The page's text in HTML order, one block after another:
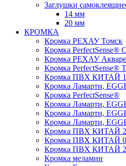
Заглушки
14 мм
20 мм
КРОМКА
Кромка PЕХАУ Томск
Кромка PerfectSense®
Кромка PЕХАУ
Кромка PerfectSense®
Кромка ПВХ КИТАЙ
Кромка Ламарти,
Кромка PerfectSense®
Кромка Ламарти,
Кромка Ламарти,
Кромка Ламарти,
Кромка ПВХ КИТАЙ
Кромка ПВХ КИТАЙ
Кромка ПВХ КИТАЙ
Кромка меламин